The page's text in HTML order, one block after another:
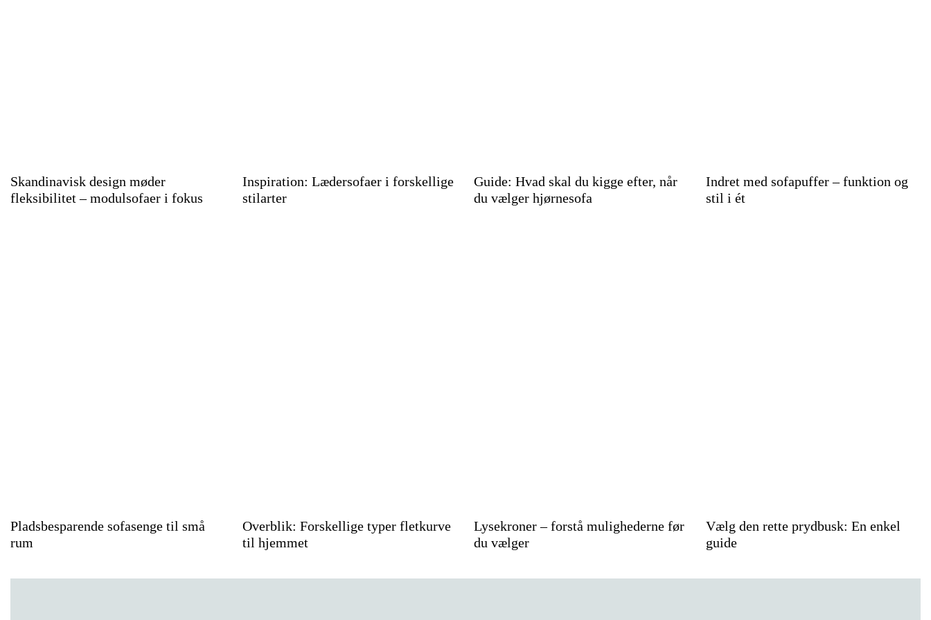
Skandinavisk design møder
fleksibilitet – modulsofaer i fokus
Inspiration: Lædersofaer i forskellige
stilarter
Guide: Hvad skal du kigge efter, når
du vælger hjørnesofa
Indret med sofapuffer – funktion og
stil i ét
Pladsbesparende sofasenge til små
rum
Overblik: Forskellige typer fletkurve
til hjemmet
Lysekroner – forstå mulighederne før
du vælger
Vælg den rette prydbusk: En enkel
guide